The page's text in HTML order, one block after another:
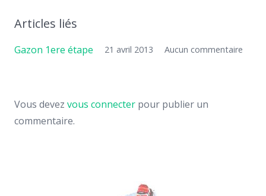
Articles liés
Gazon 1ere étape 21 avril 2013 Aucun commentaire
Vous devez vous connecter pour publier un
commentaire.